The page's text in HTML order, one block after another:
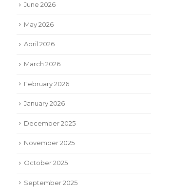
June 2026
May 2026
April 2026
March 2026
February 2026
January 2026
December 2025
November 2025
October 2025
September 2025